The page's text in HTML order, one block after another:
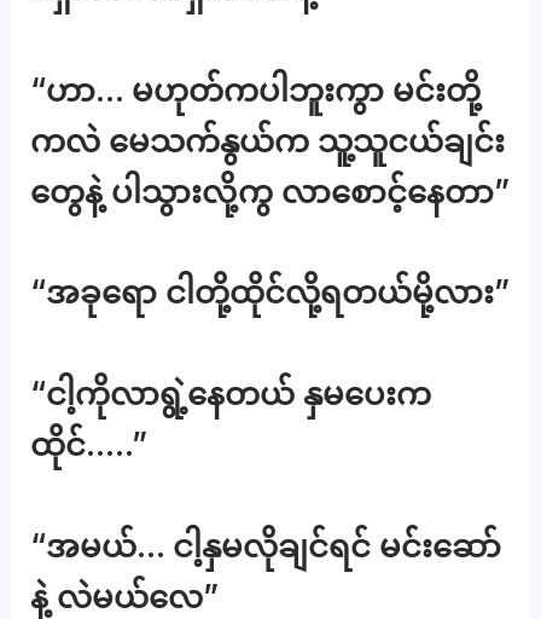
“ဟာ… မဟုတ်ကပါဘူးကွာ မင်းတို့
ကလဲ မေသက်နွယ်က သူ့သူငယ်ချင်း
တွေနဲ့ ပါသွားလို့ကွ လာစောင့်နေတာ”
“အခုရော ငါတို့ထိုင်လို့ရတယ်မို့လား”
“ငါ့ကိုလာရွဲ့နေတယ် နှမပေးက
ထိုင်…..”
“အမယ်… ငါ့နှမလိုချင်ရင် မင်းဆော်
နဲ့ လဲမယ်လေ”